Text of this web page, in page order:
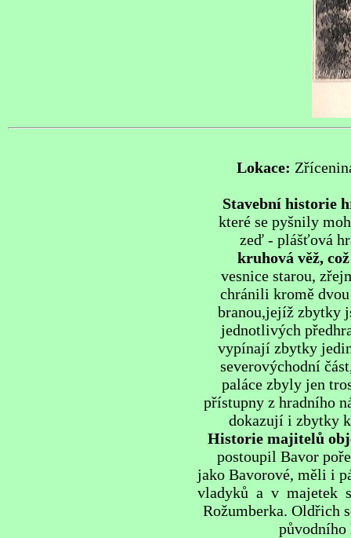
Lokace:
Stavební historie
které se pyšnily
zeď - plášťová
kruhová věž,
vesnice starou,
chránili kromě
branou,jejíž zbytky
jednotlivých
vypínají zbytky
severovýchodní
paláce zbyly jen
přístupny z hradního
dokazují i zbytky
Historie majitelů
postoupil Bavor
jako Bavorové, měli i
vladyků a v majetek
Rožumberka. Oldřich
původního